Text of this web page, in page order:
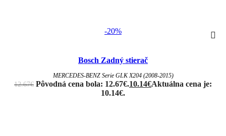
-20%
Bosch Zadný stierač
MERCEDES-BENZ Serie GLK X204 (2008-2015)
12.67€ Pôvodná cena bola: 12.67€.10.14€Aktuálna cena je:
10.14€.